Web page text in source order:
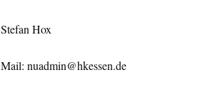
Stefan Hox
Mail: nuadmin@hkessen.de